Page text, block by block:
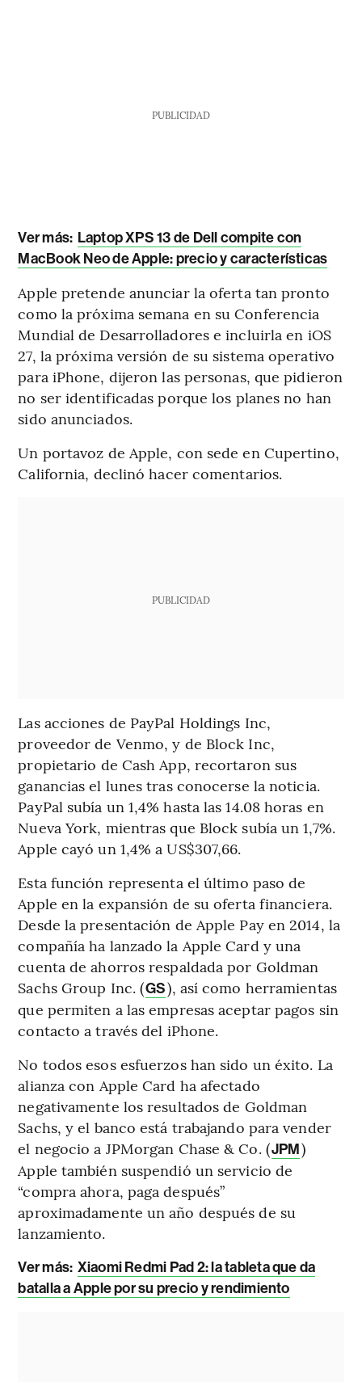
PUBLICIDAD
Ver más: Laptop XPS 13 de Dell compite con
MacBook Neo de Apple: precio y características
Apple pretende anunciar la oferta tan pronto
como la próxima semana en su Conferencia
Mundial de Desarrolladores e incluirla en iOS
27, la próxima versión de su sistema operativo
para iPhone, dijeron las personas, que pidieron
no ser identificadas porque los planes no han
sido anunciados.
Un portavoz de Apple, con sede en Cupertino,
California, declinó hacer comentarios.
PUBLICIDAD
Las acciones de PayPal Holdings Inc,
proveedor de Venmo, y de Block Inc,
propietario de Cash App, recortaron sus
ganancias el lunes tras conocerse la noticia.
PayPal subía un 1,4% hasta las 14.08 horas en
Nueva York, mientras que Block subía un 1,7%.
Apple cayó un 1,4% a US$307,66.
Esta función representa el último paso de
Apple en la expansión de su oferta financiera.
Desde la presentación de Apple Pay en 2014, la
compañía ha lanzado la Apple Card y una
cuenta de ahorros respaldada por Goldman
Sachs Group Inc. (GS), así como herramientas
que permiten a las empresas aceptar pagos sin
contacto a través del iPhone.
No todos esos esfuerzos han sido un éxito. La
alianza con Apple Card ha afectado
negativamente los resultados de Goldman
Sachs, y el banco está trabajando para vender
el negocio a JPMorgan Chase & Co. (JPM)
Apple también suspendió un servicio de
“compra ahora, paga después”
aproximadamente un año después de su
lanzamiento.
Ver más: Xiaomi Redmi Pad 2: la tableta que da
batalla a Apple por su precio y rendimiento